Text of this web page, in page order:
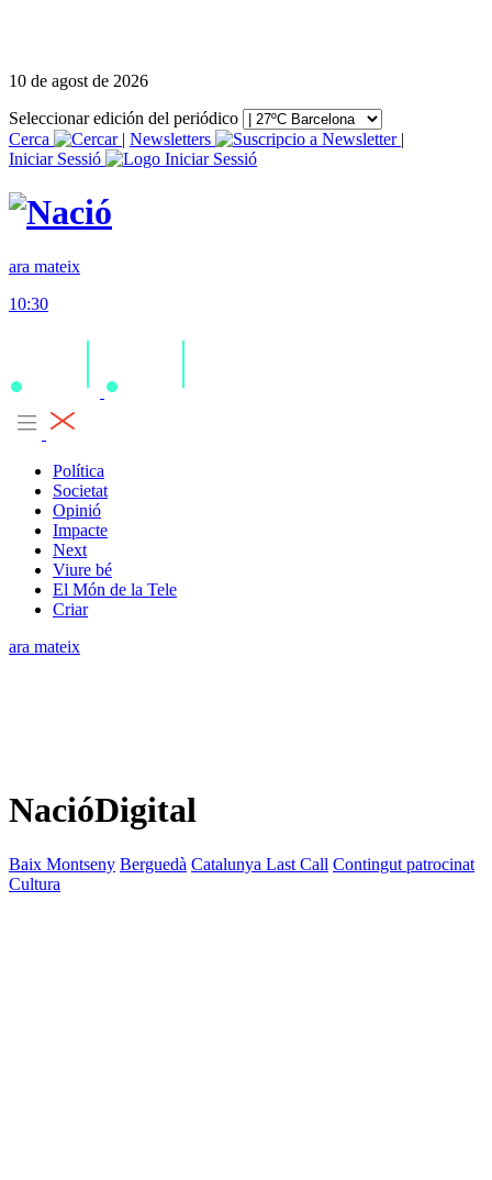
10 de agost de 2026
Seleccionar edición del periódico
Cerca
| Newsletters
|
Iniciar Sessió
ara mateix
10:30
Política
Societat
Opinió
Impacte
Next
Viure bé
El Món de la Tele
Criar
ara mateix
NacióDigital
Baix Montseny Berguedà Catalunya Last Call Contingut patrocinat
Cultura